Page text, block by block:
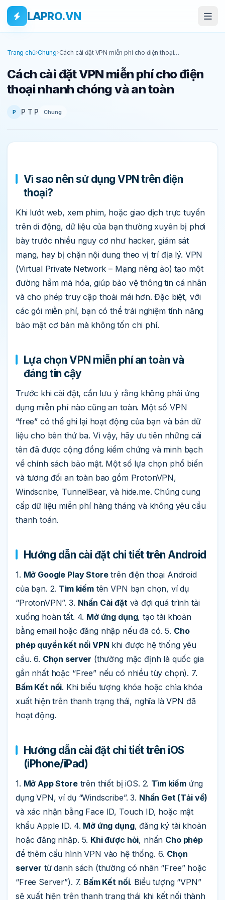
Skip to main content
Bỏ qua tới nội dung
LAPRO.VN
Trang chủ›Chung›Cách cài đặt VPN miễn phí cho điện thoại
Cách cài đặt VPN miễn phí cho điện
thoại nhanh chóng và an toàn
P P T P Chung
Vì sao nên sử dụng VPN trên điện
thoại?
Khi lướt web, xem phim, hoặc giao dịch trực tuyến
trên di động, dữ liệu của bạn thường xuyên bị phơi
bày trước nhiều nguy cơ như hacker, giám sát
mạng, hay bị chặn nội dung theo vị trí địa lý. VPN
(Virtual Private Network – Mạng riêng ảo) tạo một
đường hầm mã hóa, giúp bảo vệ thông tin cá nhân
và cho phép truy cập thoải mái hơn. Đặc biệt, với
các gói miễn phí, bạn có thể trải nghiệm tính năng
bảo mật cơ bản mà không tốn chi phí.
Lựa chọn VPN miễn phí an toàn và
đáng tin cậy
Trước khi cài đặt, cần lưu ý rằng không phải ứng
dụng miễn phí nào cũng an toàn. Một số VPN
“free” có thể ghi lại hoạt động của bạn và bán dữ
liệu cho bên thứ ba. Vì vậy, hãy ưu tiên những cái
tên đã được cộng đồng kiểm chứng và minh bạch
về chính sách bảo mật. Một số lựa chọn phổ biến
và tương đối an toàn bao gồm ProtonVPN,
Windscribe, TunnelBear, và hide.me. Chúng cung
cấp dữ liệu miễn phí hàng tháng và không yêu cầu
thanh toán.
Hướng dẫn cài đặt chi tiết trên Android
1. Mở Google Play Storetrên điện thoại Android
của bạn. 2. Tìm kiếmtên VPN bạn chọn, ví dụ
“ProtonVPN”. 3. Nhấn Cài đặtvà đợi quá trình tải
xuống hoàn tất. 4. Mở ứng dụng, tạo tài khoản
bằng email hoặc đăng nhập nếu đã có. 5. Cho
phép quyền kết nối VPN khi được hệ thống yêu
cầu. 6. Chọn server (thường mặc định là quốc gia
gần nhất hoặc “Free” nếu có nhiều tùy chọn). 7.
Bấm Kết nối. Khi biểu tượng khóa hoặc chìa khóa
xuất hiện trên thanh trạng thái, nghĩa là VPN đã
hoạt động.
Hướng dẫn cài đặt chi tiết trên iOS
(iPhone/iPad)
1. Mở App Storetrên thiết bị iOS. 2. Tìm kiếmứng
dụng VPN, ví dụ “Windscribe”. 3. Nhấn Get (Tải về)
và xác nhận bằng Face ID, Touch ID, hoặc mật
khẩu Apple ID. 4. Mở ứng dụng, đăng ký tài khoản
hoặc đăng nhập. 5. Khi được hỏi, nhấn Cho phép
để thêm cấu hình VPN vào hệ thống. 6. Chọn
server từ danh sách (thường có nhãn “Free” hoặc
“Free Server”). 7. Bấm Kết nối. Biểu tượng “VPN”
sẽ xuất hiện trên thanh trạng thái khi kết nối thành